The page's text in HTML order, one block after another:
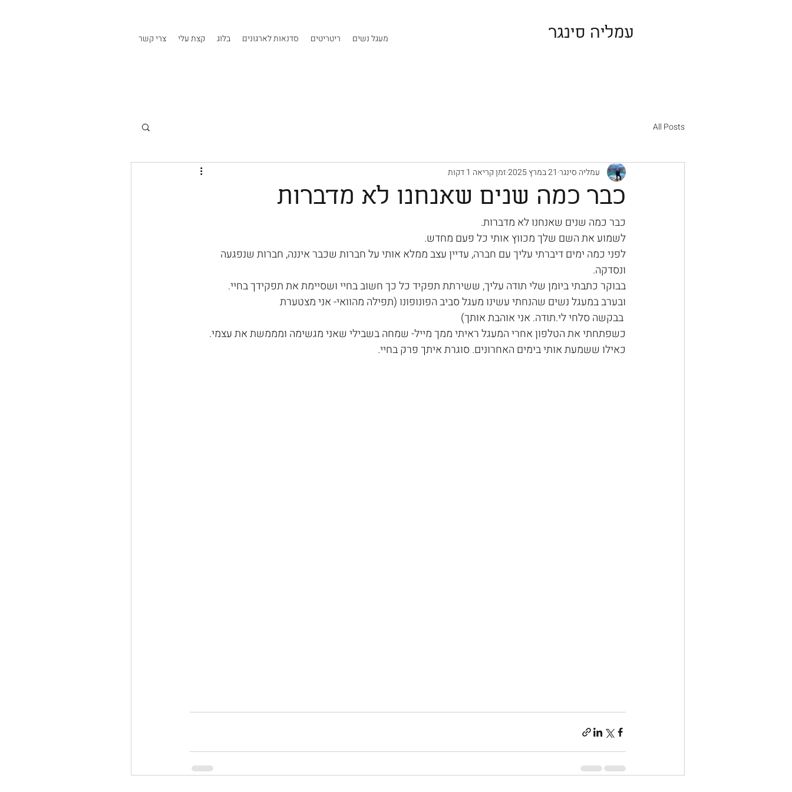
צרי קשר קצת עלי בלוג סדנאות לארגונים ריטריטים מעגל נשים עמליה סינגר
All Posts
כבר כמה שנים שאנחנו לא מדברות
עמליה סינגר 21 במרץ 2025 זמן קריאה 1 דקות
כבר כמה שנים שאנחנו לא מדברות.
לשמוע את השם שלך מכווץ אותי כל פעם מחדש.
לפני כמה ימים דיברתי עליך עם חברה, עדיין עצב ממלא אותי על חברות שכבר איננה, חברות שנפגעה
ונסדקה.
בבוקר כתבתי ביומן שלי תודה עליך, ששירתת תפקיד כל כך חשוב בחיי ושסיימת את תפקידך בחיי.
ובערב במעגל נשים שהנחתי עשינו מעגל סביב הפונופונו (תפילה מהוואי- אני מצטערת
בבקשה סלחי לי.תודה. אני אוהבת אותך)
כשפתחתי את הטלפון אחרי המעגל ראיתי ממך מייל- שמחה בשבילי שאני מגשימה ומממשת את עצמי.
כאילו ששמעת אותי בימים האחרונים. סוגרת איתך פרק בחיי.